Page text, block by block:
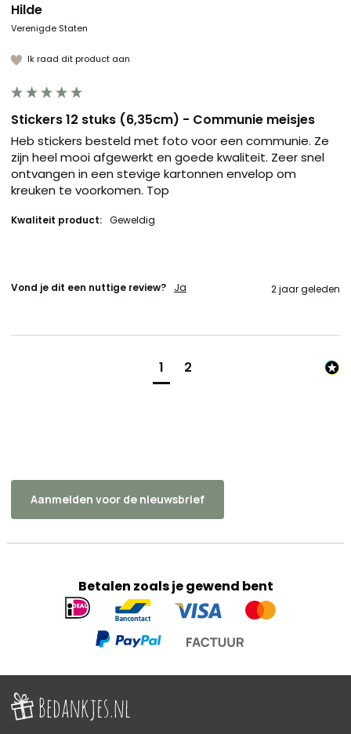
Hilde
Verenigde Staten
Ik raad dit product aan
Stickers 12 stuks (6,35cm) - Communie meisjes
Heb stickers besteld met foto voor een communie. Ze
zijn heel mooi afgewerkt en goede kwaliteit. Zeer snel
ontvangen in een stevige kartonnen envelop om
kreuken te voorkomen. Top
Kwaliteit product: Geweldig
Vond je dit een nuttige review? Ja 2 jaar geleden
1 2
Betalen zoals je gewend bent
Geaccepteerde
betaalmethoden
Aanmelden voor de nieuwsbrief